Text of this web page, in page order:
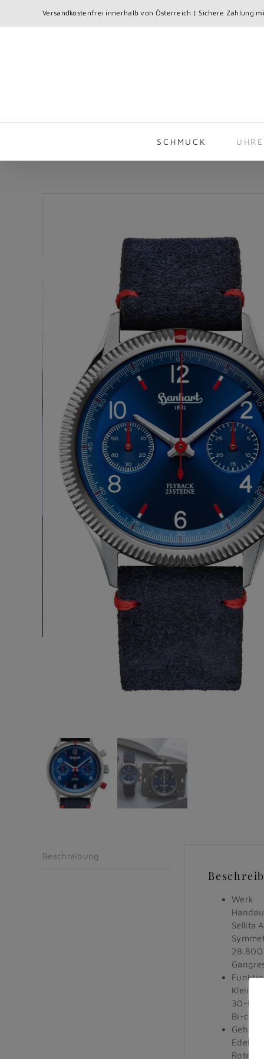
Versandkostenfrei innerhalb von Österreich | Sichere Zahlung
SCHMUCK
Beschreibung
Werk
Sellita
28.800
Kleine
30-
Bi-
Gehäuse
Roter